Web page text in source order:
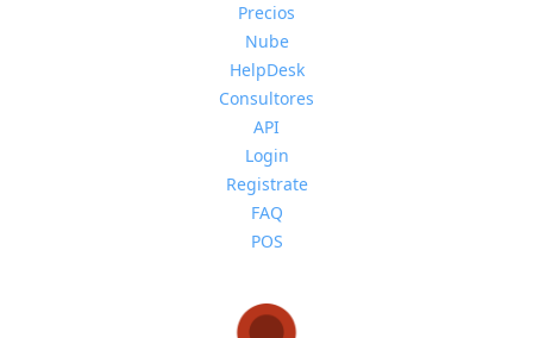
Precios
Nube
HelpDesk
Consultores
API
Login
Registrate
FAQ
POS